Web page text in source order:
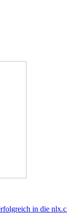
in die